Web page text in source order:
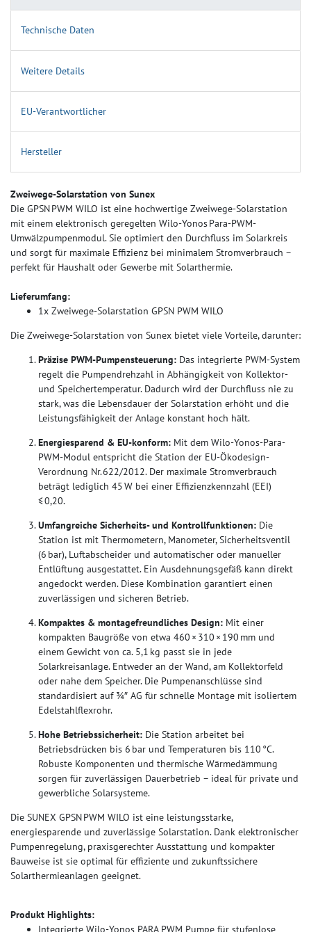
Technische Daten
Weitere Details
EU-Verantwortlicher
Hersteller
Zweiwege-Solarstation von Sunex
Die GPSN PWM WILO ist eine hochwertige Zweiwege-Solarstation
mit einem elektronisch geregelten Wilo-Yonos Para-PWM-
Umwälzpumpenmodul. Sie optimiert den Durchfluss im Solarkreis
und sorgt für maximale Effizienz bei minimalem Stromverbrauch –
perfekt für Haushalt oder Gewerbe mit Solarthermie.
Lieferumfang:
1x Zweiwege-Solarstation GPSN PWM WILO
Die Zweiwege-Solarstation von Sunex bietet viele Vorteile, darunter:
Präzise PWM-Pumpensteuerung: Das integrierte PWM-System
regelt die Pumpendrehzahl in Abhängigkeit von Kollektor-
und Speichertemperatur. Dadurch wird der Durchfluss nie zu
stark, was die Lebensdauer der Solarstation erhöht und die
Leistungsfähigkeit der Anlage konstant hoch hält.
Energiesparend & EU-konform: Mit dem Wilo-Yonos-Para-
PWM-Modul entspricht die Station der EU-Ökodesign-
Verordnung Nr. 622/2012. Der maximale Stromverbrauch
beträgt lediglich 45 W bei einer Effizienzkennzahl (EEI)
≤ 0,20.
Umfangreiche Sicherheits- und Kontrollfunktionen: Die
Station ist mit Thermometern, Manometer, Sicherheitsventil
(6 bar), Luftabscheider und automatischer oder manueller
Entlüftung ausgestattet. Ein Ausdehnungsgefäß kann direkt
angedockt werden. Diese Kombination garantiert einen
zuverlässigen und sicheren Betrieb.
Kompaktes & montagefreundliches Design: Mit einer
kompakten Baugröße von etwa 460 × 310 × 190 mm und
einem Gewicht von ca. 5,1 kg passt sie in jede
Solarkreisanlage. Entweder an der Wand, am Kollektorfeld
oder nahe dem Speicher. Die Pumpenanschlüsse sind
standardisiert auf ¾″ AG für schnelle Montage mit isoliertem
Edelstahlflexrohr.
Hohe Betriebssicherheit: Die Station arbeitet bei
Betriebsdrücken bis 6 bar und Temperaturen bis 110 °C.
Robuste Komponenten und thermische Wärmedämmung
sorgen für zuverlässigen Dauerbetrieb – ideal für private und
gewerbliche Solarsysteme.
Die SUNEX GPSN PWM WILO ist eine leistungsstarke,
energiesparende und zuverlässige Solarstation. Dank elektronischer
Pumpenregelung, praxisgerechter Ausstattung und kompakter
Bauweise ist sie optimal für effiziente und zukunftssichere
Solarthermieanlagen geeignet.
Produkt Highlights: